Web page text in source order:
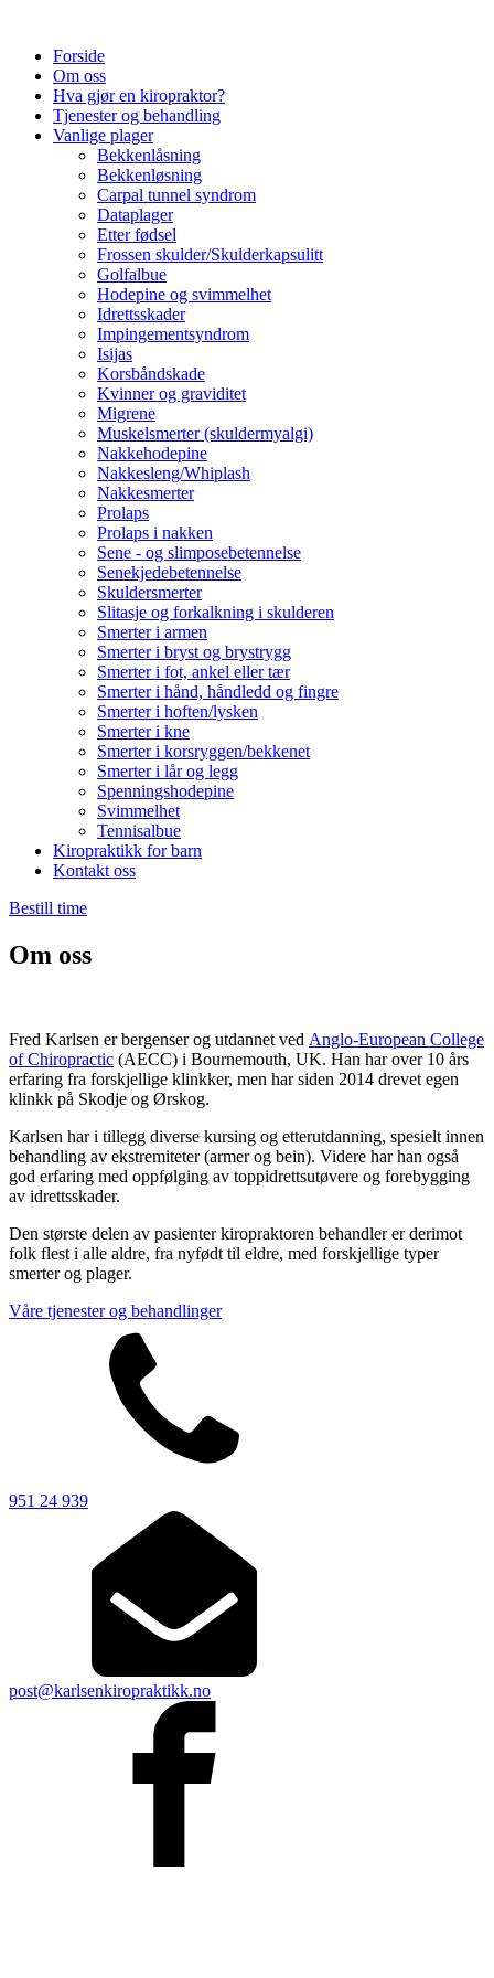
Forside
Om oss
Hva gjør en kiropraktor?
Tjenester og behandling
Vanlige plager
Bekkenlåsning
Bekkenløsning
Carpal tunnel syndrom
Dataplager
Etter fødsel
Frossen skulder/Skulderkapsulitt
Golfalbue
Hodepine og svimmelhet
Idrettsskader
Impingementsyndrom
Isijas
Korsbåndskade
Kvinner og graviditet
Migrene
Muskelsmerter (skuldermyalgi)
Nakkehodepine
Nakkesleng/Whiplash
Nakkesmerter
Prolaps
Prolaps i nakken
Sene - og slimposebetennelse
Senekjedebetennelse
Skuldersmerter
Slitasje og forkalkning i skulderen
Smerter i armen
Smerter i bryst og brystrygg
Smerter i fot, ankel eller tær
Smerter i hånd, håndledd og fingre
Smerter i hoften/lysken
Smerter i kne
Smerter i korsryggen/bekkenet
Smerter i lår og legg
Spenningshodepine
Svimmelhet
Tennisalbue
Kiropraktikk for barn
Kontakt oss
Bestill time
Om oss
Fred Karlsen er bergenser og utdannet ved Anglo-European College
of Chiropractic (AECC) i Bournemouth, UK. Han har over 10 års
erfaring fra forskjellige klinkker, men har siden 2014 drevet egen
klinkk på Skodje og Ørskog.
Karlsen har i tillegg diverse kursing og etterutdanning, spesielt innen
behandling av ekstremiteter (armer og bein). Videre har han også
god erfaring med oppfølging av toppidrettsutøvere og forebygging
av idrettsskader.
Den største delen av pasienter kiropraktoren behandler er derimot
folk flest i alle aldre, fra nyfødt til eldre, med forskjellige typer
smerter og plager.
Våre tjenester og behandlinger
951 24 939
post@karlsenkiropraktikk.no